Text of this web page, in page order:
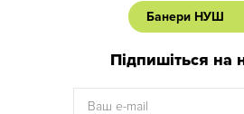
Банери НУШ
Підпишіться на